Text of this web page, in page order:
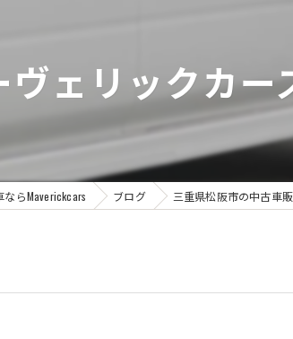
ェリックカ
らMaverickcars ブログ 三重県松阪市の中古車